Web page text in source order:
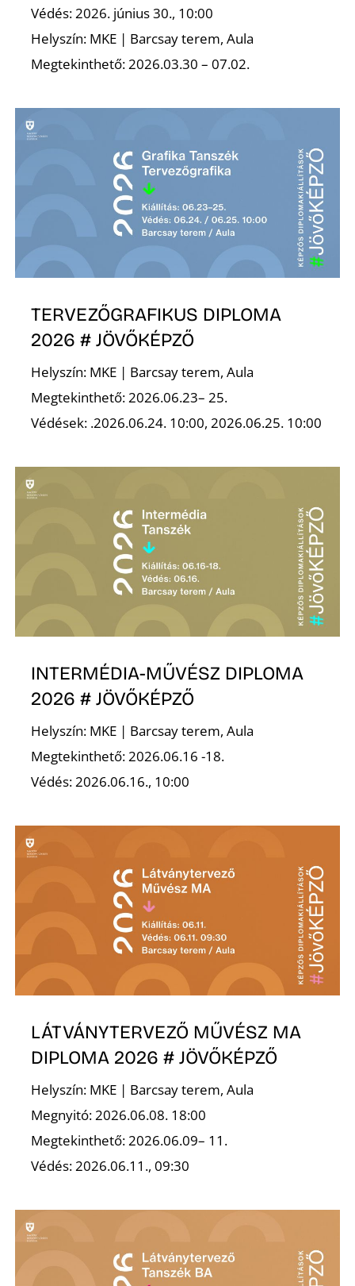
Védés: 2026. június 30., 10:00
Helyszín: MKE | Barcsay terem, Aula
Megtekinthető: 2026.03.30 – 07.02.
TERVEZŐGRAFIKUS DIPLOMA
2026 # JÖVŐKÉPZŐ
Helyszín: MKE | Barcsay terem, Aula
Megtekinthető: 2026.06.23– 25.
Védések: .2026.06.24. 10:00, 2026.06.25. 10:00
INTERMÉDIA-MŰVÉSZ DIPLOMA
2026 # JÖVŐKÉPZŐ
Helyszín: MKE | Barcsay terem, Aula
Megtekinthető: 2026.06.16 -18.
Védés: 2026.06.16., 10:00
LÁTVÁNYTERVEZŐ MŰVÉSZ MA
DIPLOMA 2026 # JÖVŐKÉPZŐ
Helyszín: MKE | Barcsay terem, Aula
Megnyitó: 2026.06.08. 18:00
Megtekinthető: 2026.06.09– 11.
Védés: 2026.06.11., 09:30